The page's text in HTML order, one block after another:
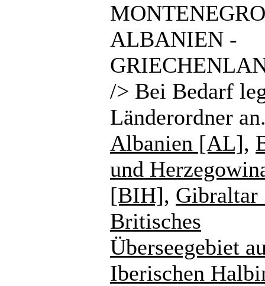
ALBANIEN -
/> Bei Bedarf
Länderordner
Albanien [AL],
und
[BIH], Gibraltar
Britisches
Überseegebiet
Iberischen